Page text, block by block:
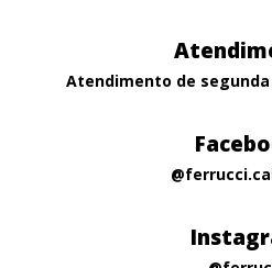
Atendimento de segunda